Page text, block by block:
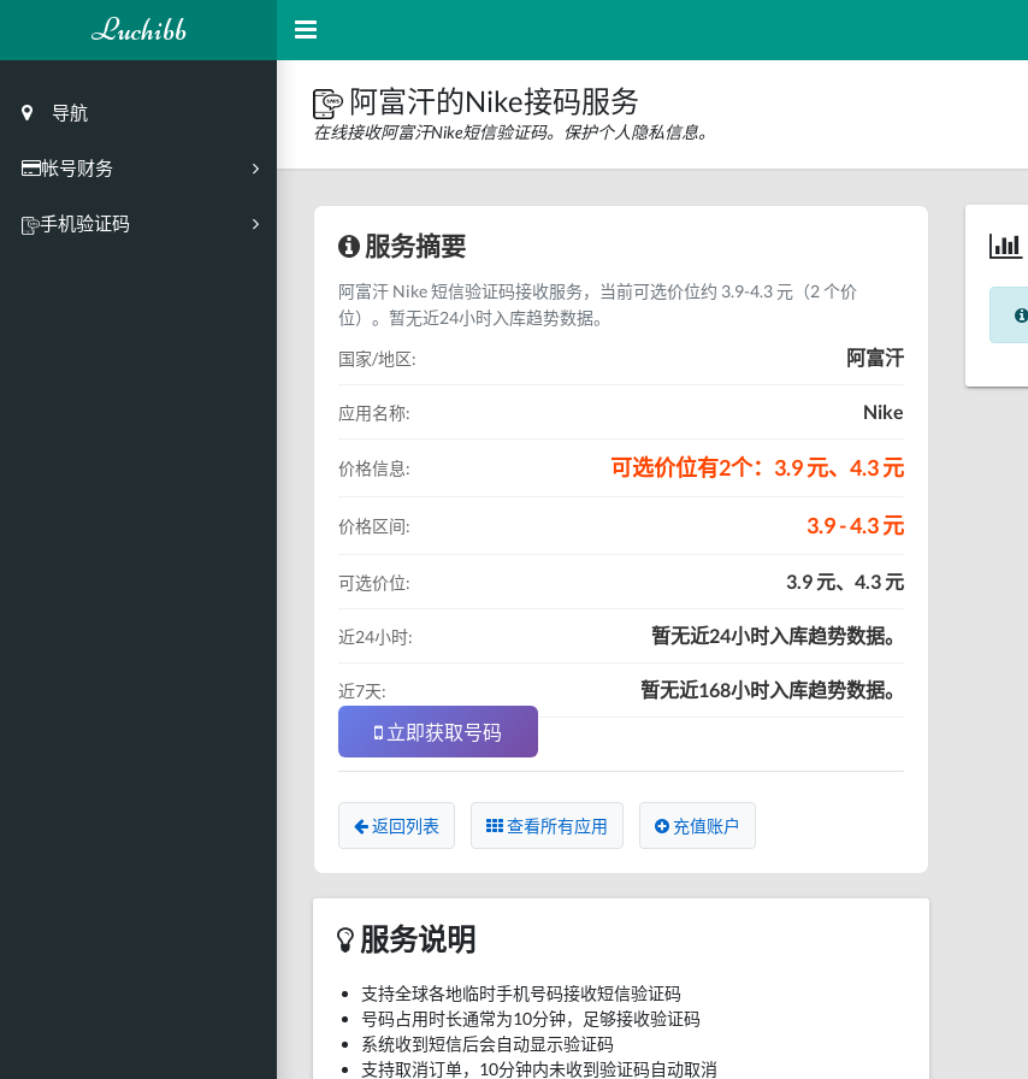
Luchibb
导航
帐号财务
充值
手机验证码
阿富汗的Nike接码服务
在线接收阿富汗Nike短信验证码。保护个人隐私信息。
服务摘要
阿富汗 Nike 短信验证码接收服务，当前可选价位约 3.9-4.3 元（2 个价
位）。暂无近24小时入库趋势数据。
国家/地区:
阿富汗
应用名称: Nike
价格信息: 可选价位有2个：3.9 元、4.3 元
价格区间: 3.9 - 4.3 元
可选价位: 3.9 元、4.3 元
近24小时: 暂无近24小时入库趋势数据。
近7天:
暂无近168小时入库趋势数据。
立即获取号码
返回列表 查看所有应用 充值账户
服务说明
支持全球各地临时手机号码接收短信验证码
号码占用时长通常为10分钟，足够接收验证码
系统收到短信后会自动显示验证码
支持取消订单，10分钟内未收到验证码自动取消